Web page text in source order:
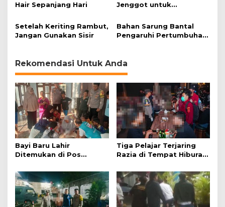
Hair Sepanjang Hari
Jenggot untuk
Setelah Keriting Rambut,
Jangan Gunakan Sisir
Bahan Sarung Bantal
Pengaruhi Pertumbuhan
Rekomendasi Untuk Anda
Bayi Baru Lahir
Ditemukan di Pos
Tiga Pelajar Terjaring
Razia di Tempat Hiburan